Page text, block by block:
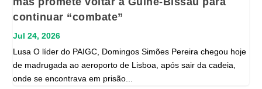
continuar “combate”
Jul 24, 2026
Lusa O líder do PAIGC, Domingos Simões Pereira chegou hoje
de madrugada ao aeroporto de Lisboa, após sair da cadeia,
onde se encontrava em prisão...